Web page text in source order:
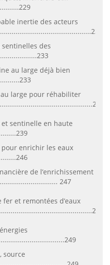
inertie des acteurs
sentinelles des
au large déjà bien
large pour réhabiliter
et sentinelle en haute
enrichir les eaux
de l’enrichissement
247
et remontées d’eaux
source